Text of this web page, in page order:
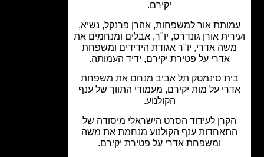
אור למשפחות, אהרן פרנקל, נשיא,
אורן גונדרס, יו"ר, אבלים ומנחמים את
אדרי, יו"ר אגודת הידידים ומשפחת
אדרי על פטירת יקירם, ידיד העמותה.
סינמטק תל אביב מנחם את משפחת
על מות יקירם, מעמודי התווך של ענף
הקולנוע.
לעידוד הסרט הישראלי מיסודה של
ענף הקולנוע מנחמת את משה
ומשפחת אדרי על פטירת יקירם.